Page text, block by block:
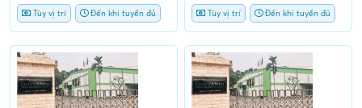
Tùy vị trí Đến khi tuyển đủ Tùy vị trí Đến khi tuyển đủ